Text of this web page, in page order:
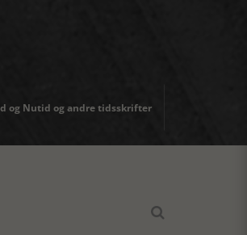
og Nutid og andre tidsskrifter
